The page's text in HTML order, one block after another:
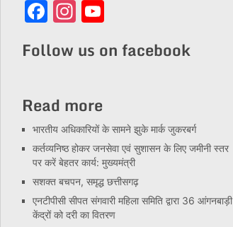
Facebook
Instagram
Follow us on facebook
Read more
भारतीय अधिकारियों के सामने झुके मार्क जुकरबर्ग
कर्तव्यनिष्ठ होकर जनसेवा एवं सुशासन के लिए जमीनी स्तर
पर करें बेहतर कार्य: मुख्यमंत्री
सशक्त बचपन, समृद्ध छत्तीसगढ़
एनटीपीसी सीपत संगवारी महिला समिति द्वारा 36 आंगनबाड़ी
केंद्रों को दरी का वितरण